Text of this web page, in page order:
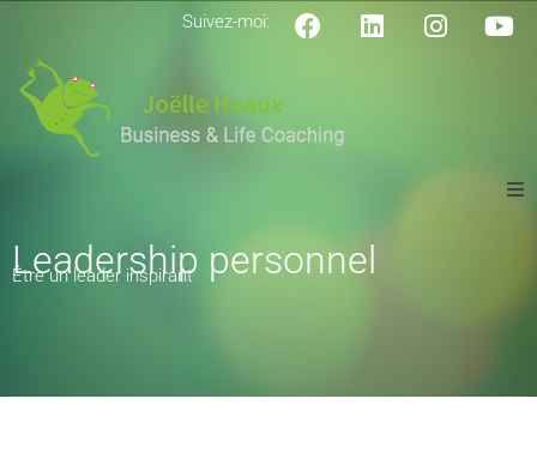
Suivez-moi:
Leadership personnel
Être un leader inspirant